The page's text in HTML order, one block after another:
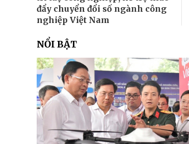
đẩy chuyển đổi số ngành công
nghiệp Việt Nam
NỔI BẬT